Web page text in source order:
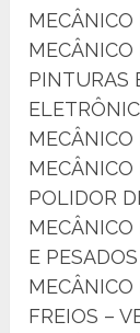
MECÂNICO
MECÂNICO
PINTURAS
POLIDOR
MECÂNICO
E
MECÂNICO
FREIOS –